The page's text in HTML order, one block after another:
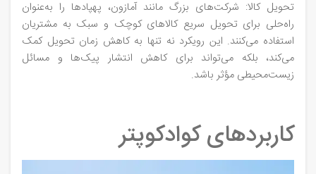
تحویل کالا: شرکت‌های بزرگ مانند آمازون، پهپادها را به‌عنوان
راه‌حلی برای تحویل سریع کالاهای کوچک و سبک به مشتریان
استفاده می‌کنند. این رویکرد نه تنها به کاهش زمان تحویل کمک
می‌کند، بلکه می‌تواند برای کاهش انتشار پیک‌ها و مسائل
زیست‌محیطی مؤثر باشد.
کاربردهای کوادکوپتر